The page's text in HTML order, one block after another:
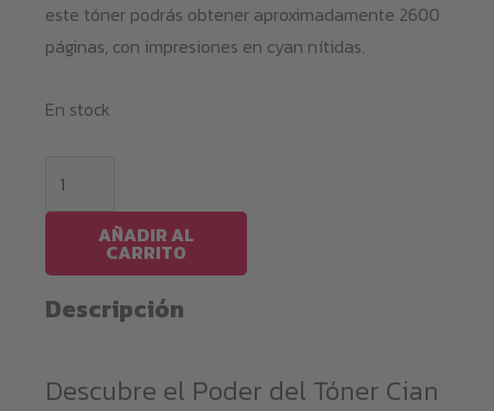
este tóner podrás obtener aproximadamente 2600
páginas, con impresiones en cyan nítidas.
En stock
M351C
/
AÑADIR AL
CARRITO
Descripción
Descubre el Poder del Tóner Cian